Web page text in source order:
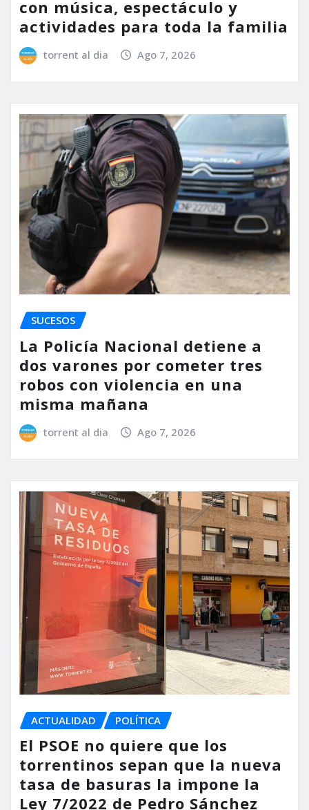
con música, espectáculo y
actividades para toda la familia
torrent al dia Ago 7, 2026
SUCESOS
La Policía Nacional detiene a
dos varones por cometer tres
robos con violencia en una
misma mañana
torrent al dia Ago 7, 2026
ACTUALIDAD POLÍTICA
El PSOE no quiere que los
torrentinos sepan que la nueva
tasa de basuras la impone la
Ley 7/2022 de Pedro Sánchez